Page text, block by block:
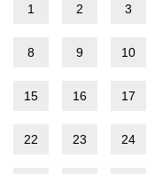
1 2 3
8 9 10
15 16 17
22 23 24